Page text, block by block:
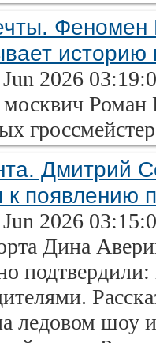
2026
москвич
Дмитрий
к появлению
2026
Дина
подтвердили:
ледовом шоу